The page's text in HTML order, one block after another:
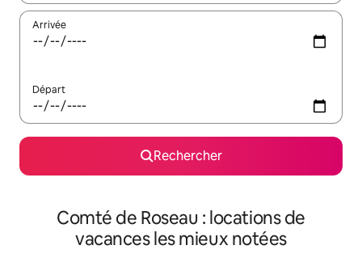
Arrivée
Départ
Rechercher
Comté de Roseau : locations de
vacances les mieux notées